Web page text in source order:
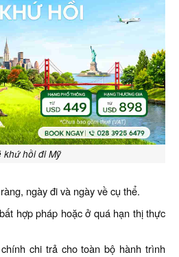
khứ hồi đi Mỹ
ngày đi và ngày về cụ thể.
hợp pháp hoặc ở quá hạn thị thực
chi trả cho toàn bộ hành trình